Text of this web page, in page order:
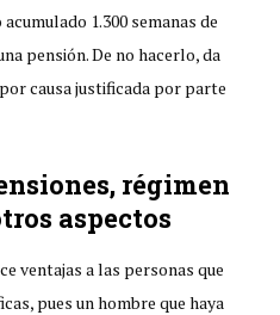
1.300 semanas de
pensión. De no hacerlo, da
causa justificada por parte
régimen
aspectos
ventajas a las personas que
pues un hombre que haya